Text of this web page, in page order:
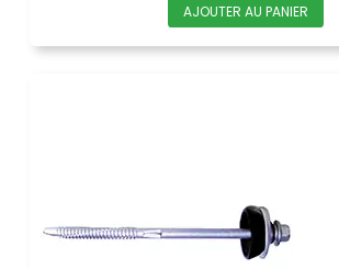
AJOUTER AU PANIER